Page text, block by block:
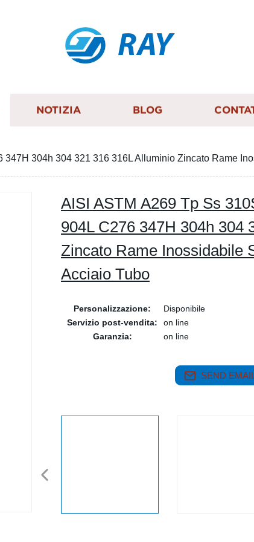
RAY
NOTIZIA BLOG
304h 304 321 316 316L Alluminio Zincato Rame
AISI ASTM A269 Tp Ss
904L C276 347H 304h 304
Zincato Rame Inossidabile
Acciaio Tubo
Personalizzazione:
Disponibile
Servizio post-vendita:
on line
Garanzia:
on line
SEND